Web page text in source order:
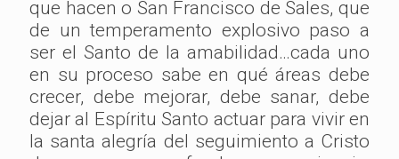
que hacen o San Francisco de Sales, que
de un temperamento explosivo paso a
ser el Santo de la amabilidad…cada uno
en su proceso sabe en qué áreas debe
crecer, debe mejorar, debe sanar, debe
dejar al Espíritu Santo actuar para vivir en
la santa alegría del seguimiento a Cristo